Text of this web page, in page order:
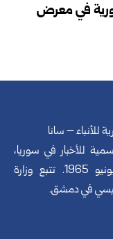
في معرض
للأنباء – سانا
للأخبار في سوريا،
تأسست في 24 يونيو 1965. تتبع وزارة
في دمشق.